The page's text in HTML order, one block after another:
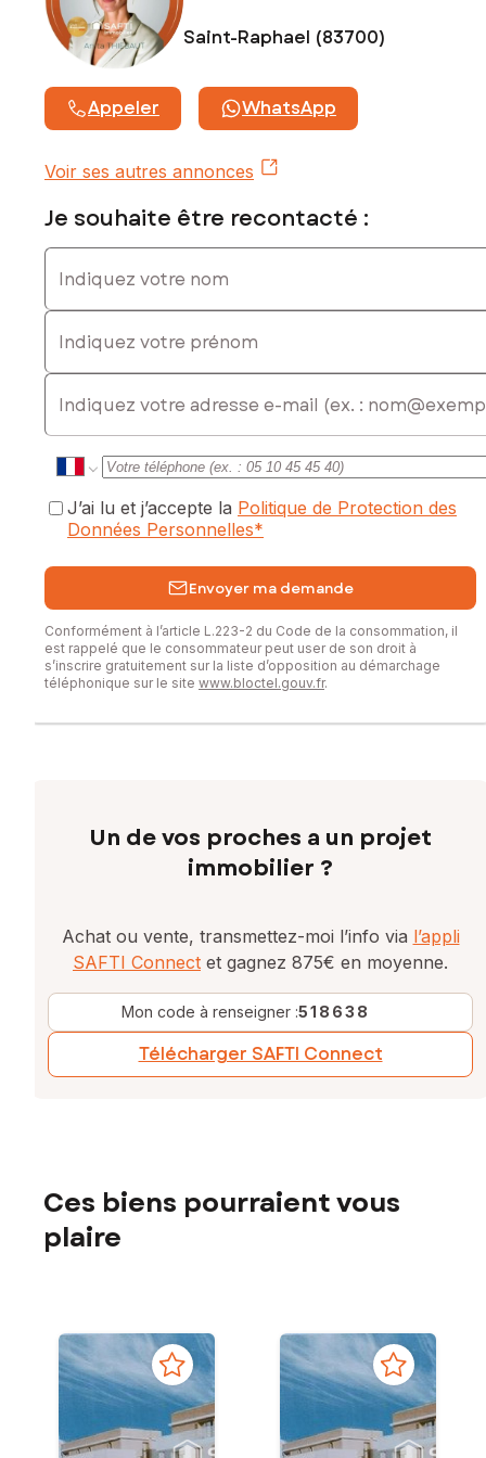
Honoraires charge vendeur
Contactez votre conseiller SAFTI : Anita THIEBAUT, Tél. :
commercial immatriculé au RSAC de FREJUS sous le numéro
798002754
Saint-Raphael (83700)
Appeler WhatsApp
Voir ses autres annonces
Je souhaite être recontacté :
Indiquez votre nom
Indiquez votre prénom
E-mail
J’ai lu et j’accepte la Politique de Protection des
Données Personnelles*
Envoyer ma demande
Conformément à l’article L.223-2 du Code de la consommation, il
est rappelé que le consommateur peut user de son droit à
s’inscrire gratuitement sur la liste d’opposition au démarchage
téléphonique sur le site www.bloctel.gouv.fr.
Un de vos proches a un projet
immobilier ?
Achat ou vente, transmettez-moi l’info via l’appli
SAFTI Connect et gagnez 875€ en moyenne.
Mon code à renseigner :518638
Télécharger SAFTI Connect
Ces biens pourraient vous
plaire